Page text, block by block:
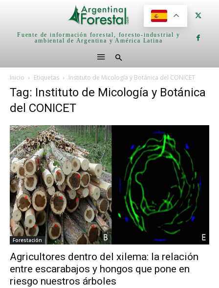
Fuente de información forestal, foresto-industrial y
ambiental de Argentina y América Latina
Inicio Etiquetas Instituto de Micología y Botánica del CONICET
Tag: Instituto de Micología y Botánica
del CONICET
Forestación
Agricultores dentro del xilema: la relación
entre escarabajos y hongos que pone en
riesgo nuestros árboles